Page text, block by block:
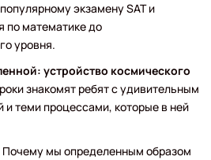
экзамену SAT и
по математике до
уровня.
устройство космического
знакомят ребят с удивительным
и теми процессами, которые в ней
Почему мы определенным образом